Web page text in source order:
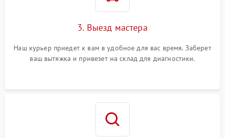
3. Выезд мастера
Наш курьер приедет к вам в удобное для вас время. Заберет
ваш вытяжка и привезет на склад для диагностики.